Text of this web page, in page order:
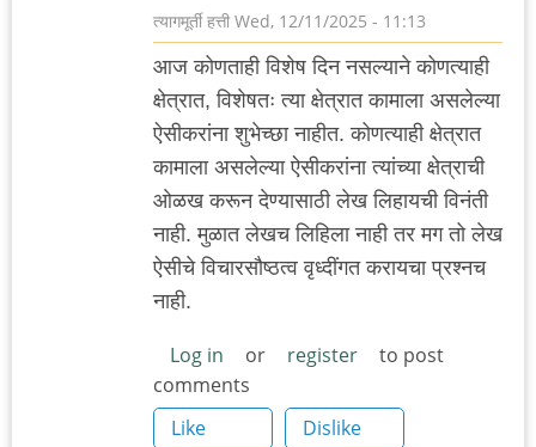
त्यागमूर्ती हत्ती Wed, 12/11/2025 - 11:13
आज कोणताही विशेष दिन नसल्याने कोणत्याही
क्षेत्रात, विशेषतः त्या क्षेत्रात कामाला असलेल्या
ऐसीकरांना शुभेच्छा नाहीत. कोणत्याही क्षेत्रात
कामाला असलेल्या ऐसीकरांना त्यांच्या क्षेत्राची
ओळख करून देण्यासाठी लेख लिहायची विनंती
नाही. मुळात लेखच लिहिला नाही तर मग तो लेख
ऐसीचे विचारसौष्ठत्व वृध्दींगत करायचा प्रश्नच
नाही.
Log in or register
to post
comments
Like
Dislike